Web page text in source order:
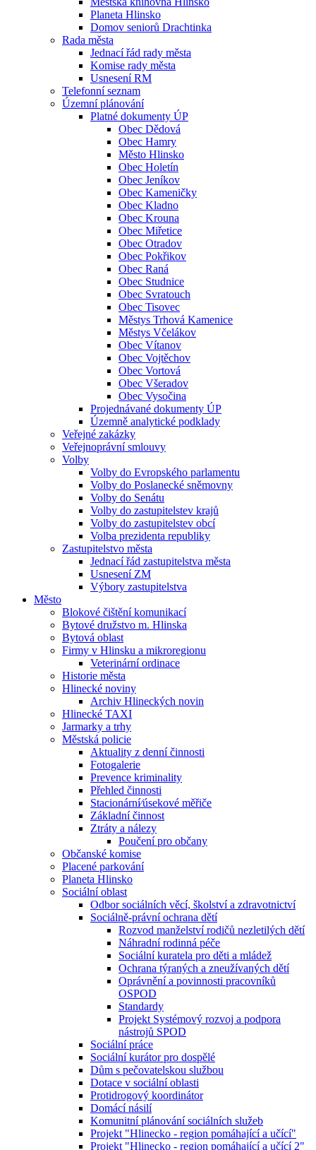
Planeta Hlinsko
Domov seniorů Drachtinka
Rada města
Jednací řád rady města
Komise rady města
Usnesení RM
Telefonní seznam
Územní plánování
Platné dokumenty ÚP
Obec Dědová
Obec Hamry
Město Hlinsko
Obec Holetín
Obec Jeníkov
Obec Kameničky
Obec Kladno
Obec Krouna
Obec Miřetice
Obec Otradov
Obec Pokřikov
Obec Raná
Obec Studnice
Obec Svratouch
Obec Tisovec
Městys Trhová Kamenice
Městys Včelákov
Obec Vítanov
Obec Vojtěchov
Obec Vortová
Obec Všeradov
Obec Vysočina
Projednávané dokumenty ÚP
Územně analytické podklady
Veřejné zakázky
Veřejnoprávní smlouvy
Volby
Volby do Evropského parlamentu
Volby do Poslanecké sněmovny
Volby do Senátu
Volby do zastupitelstev krajů
Volby do zastupitelstev obcí
Volba prezidenta republiky
Zastupitelstvo města
Jednací řád zastupitelstva města
Usnesení ZM
Výbory zastupitelstva
Město
Blokové čištění komunikací
Bytové družstvo m. Hlinska
Bytová oblast
Firmy v Hlinsku a mikroregionu
Veterinární ordinace
Historie města
Hlinecké noviny
Archiv Hlineckých novin
Hlinecké TAXI
Jarmarky a trhy
Městská policie
Aktuality z denní činnosti
Fotogalerie
Prevence kriminality
Přehled činnosti
Stacionární⁄úsekové měřiče
Základní činnost
Ztráty a nálezy
Poučení pro občany
Občanské komise
Placené parkování
Planeta Hlinsko
Sociální oblast
Odbor sociálních věcí, školství a zdravotnictví
Sociálně-právní ochrana dětí
Rozvod manželství rodičů nezletilých dětí
Náhradní rodinná péče
Sociální kuratela pro děti a mládež
Ochrana týraných a zneužívaných dětí
Oprávnění a povinnosti pracovníků
OSPOD
Standardy
Projekt Systémový rozvoj a podpora
nástrojů SPOD
Sociální práce
Sociální kurátor pro dospělé
Dům s pečovatelskou službou
Dotace v sociální oblasti
Protidrogový koordinátor
Domácí násilí
Komunitní plánování sociálních služeb
Projekt "Hlinecko - region pomáhající a učící"
Projekt "Hlinecko - region pomáhající a učící 2"